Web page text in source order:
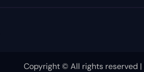
Copyright © All rights reserved |